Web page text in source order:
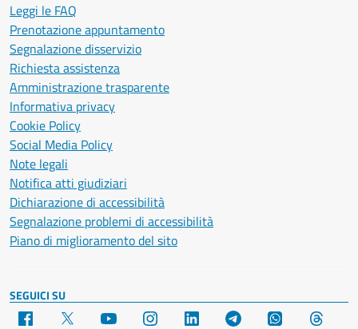
Leggi le FAQ
Prenotazione appuntamento
Segnalazione disservizio
Richiesta assistenza
Amministrazione trasparente
Informativa privacy
Cookie Policy
Social Media Policy
Note legali
Notifica atti giudiziari
Dichiarazione di accessibilità
Segnalazione problemi di accessibilità
Piano di miglioramento del sito
SEGUICI SU
Facebook YouTube Instagram LinkedIn Telegram WhatsApp